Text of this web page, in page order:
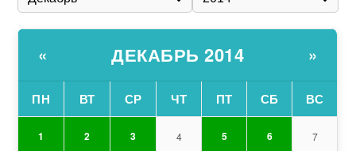
« ДЕКАБРЬ 2014 »
ПН ВТ СР ЧТ ПТ СБ ВС
1 2 3 4 5 6 7